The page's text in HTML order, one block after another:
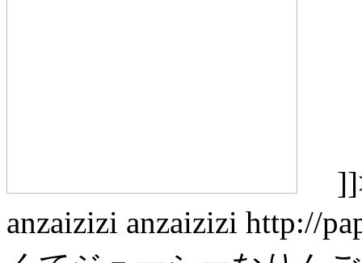
anzaizizi anzaizizi http://